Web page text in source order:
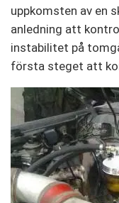
uppkomsten av en
anledning att
instabilitet på
första steget att